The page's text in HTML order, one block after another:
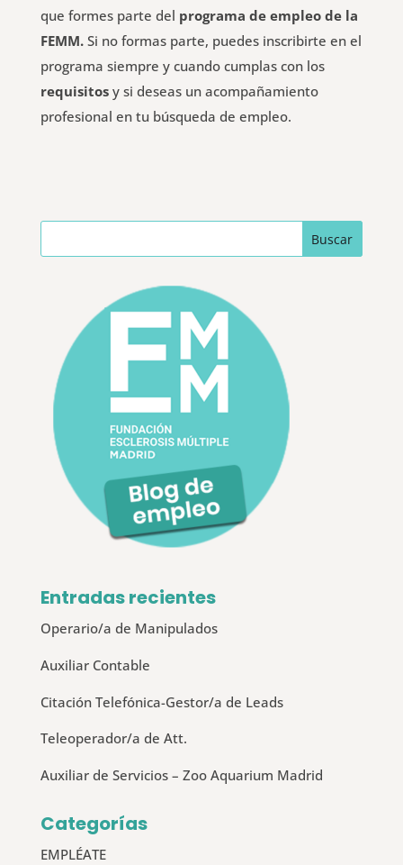
que formes parte del programa de empleo de la
FEMM.Si no formas parte, puedes inscribirte en el
programa siempre y cuando cumplas con los
requisitosy si deseas un acompañamiento
profesional en tu búsqueda de empleo.
Entradas recientes
Operario/a de Manipulados
Auxiliar Contable
Citación Telefónica-Gestor/a de Leads
Teleoperador/a de Att.
Auxiliar de Servicios – Zoo Aquarium Madrid
Categorías
EMPLÉATE